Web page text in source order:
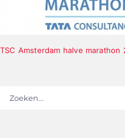
TSC Amsterdam halve marathon